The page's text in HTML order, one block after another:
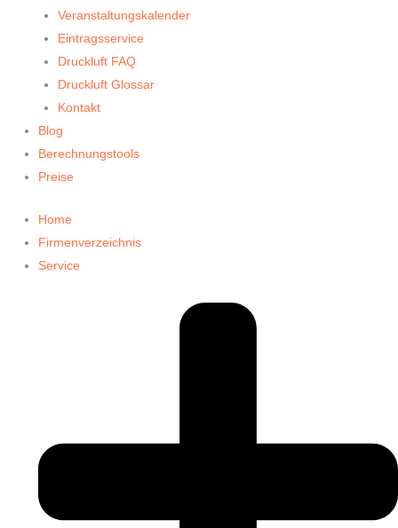
Veranstaltungskalender
Eintragsservice
Druckluft FAQ
Druckluft Glossar
Kontakt
Blog
Berechnungstools
Preise
Home
Firmenverzeichnis
Service